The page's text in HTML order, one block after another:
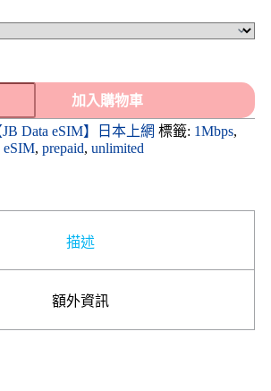
加入購物車
JB Data eSIM】日本上網 標籤: 1Mbps,
eSIM, prepaid, unlimited
描述
額外資訊